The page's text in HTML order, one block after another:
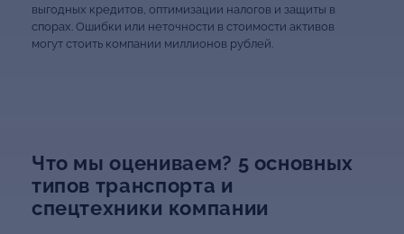
выгодных кредитов, оптимизации налогов и защиты в
спорах. Ошибки или неточности в стоимости активов
могут стоить компании миллионов рублей.
Что мы оцениваем? 5 основных
типов транспорта и
спецтехники компании